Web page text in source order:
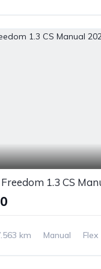
1.3 CS
km Manual Flex